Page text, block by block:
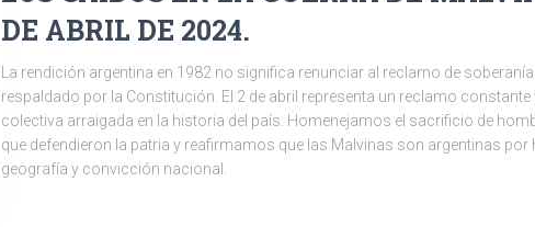
DE ABRIL DE 2024.
La rendición argentina en 1982 no significa renunciar al reclamo de
respaldado por la Constitución. El 2 de abril representa un reclamo
colectiva arraigada en la historia del país. Homenejamos el sacrificio de
que defendieron la patria y reafirmamos que las Malvinas son argentinas por
geografía y convicción nacional.